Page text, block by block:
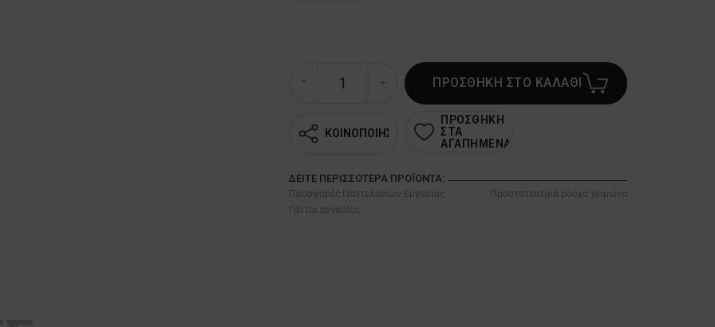
ΠΡΟΣΘΗΚΗ ΣΤΟ ΚΑΛΑΘΙ
ΚΟΙΝΟΠΟΙΗΣΗ
ΠΡΟΣΘΗΚΗ
ΣΤΑ
ΑΓΑΠΗΜΕΝΑ
ΔΕΊΤΕ ΠΕΡΙΣΣΌΤΕΡΑ ΠΡΟΪΌΝΤΑ:
Προσφορές Παντελονιών Εργασίας
Προστατευτικά ρούχα χειμώνα
Γάντια εργασίας